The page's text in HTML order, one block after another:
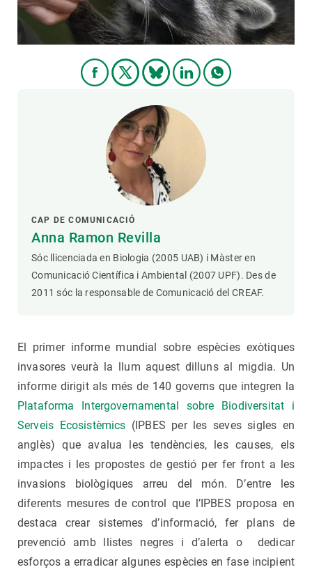
CAP DE COMUNICACIÓ
Anna Ramon Revilla
Sóc llicenciada en Biologia (2005 UAB) i Màster en
Comunicació Científica i Ambiental (2007 UPF). Des de
2011 sóc la responsable de Comunicació del CREAF.
El primer informe mundial sobre espècies exòtiques
invasores veurà la llum aquest dilluns al migdia. Un
informe dirigit als més de 140 governs que integren la
Plataforma Intergovernamental sobre Biodiversitat i
Serveis Ecosistèmics (IPBES per les seves sigles en
anglès) que avalua les tendències, les causes, els
impactes i les propostes de gestió per fer front a les
invasions biològiques arreu del món. D’entre les
diferents mesures de control que l’IPBES proposa en
destaca crear sistemes d’informació, fer plans de
prevenció amb llistes negres i d’alerta o dedicar
esforços a erradicar algunes espècies en fase incipient